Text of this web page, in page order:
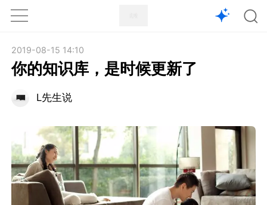
1X
2019-08-15 14:10
你的知识库，是时候更新了
L先生说